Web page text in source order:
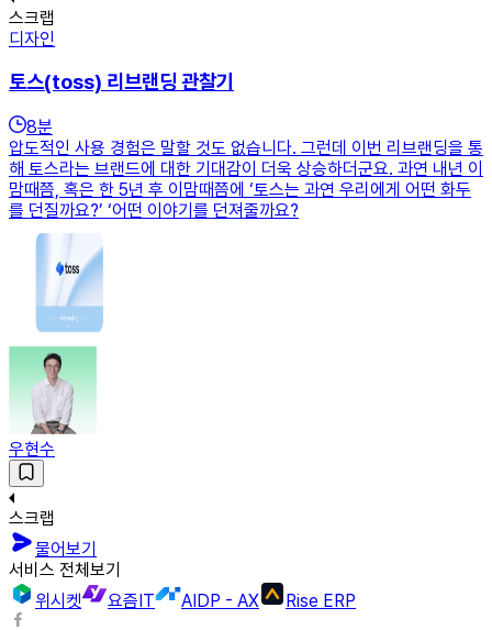
스크랩
디자인
토스(toss) 리브랜딩 관찰기
8분
압도적인 사용 경험은 말할 것도 없습니다. 그런데 이번 리브랜딩을 통
해 토스라는 브랜드에 대한 기대감이 더욱 상승하더군요. 과연 내년 이
맘때쯤, 혹은 한 5년 후 이맘때쯤에 ‘토스는 과연 우리에게 어떤 화두
를 던질까요?’ ‘어떤 이야기를 던져줄까요?
우현수
스크랩
물어보기
서비스 전체보기
위시켓
요즘IT AIDP - AX Rise ERP